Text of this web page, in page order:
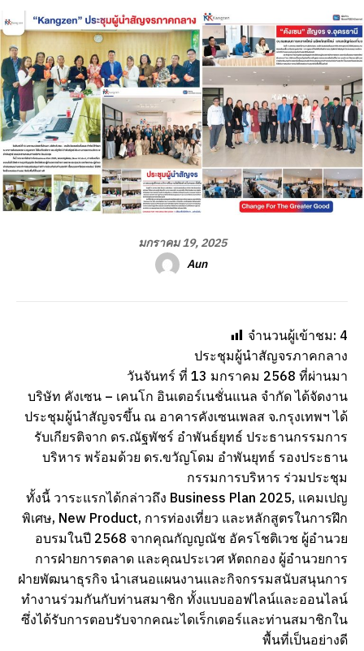
มกราคม 19, 2025
Aun
จำนวนผู้เข้าชม: 4
ประชุมผู้นำสัญจรภาคกลาง
วันจันทร์ ที่ 13 มกราคม 2568 ที่ผ่านมา
บริษัท คังเซน – เคนโก อินเตอร์เนชั่นแนล จำกัด ได้จัดงาน
ประชุมผู้นำสัญจรขึ้น ณ อาคารคังเซนเพลส จ.กรุงเทพฯ ได้
รับเกียรติจาก ดร.ณัฐพัชร์ อำพันธ์ยุทธ์ ประธานกรรมการ
บริหาร พร้อมด้วย ดร.ขวัญโดม อำพันยุทธ์ รองประธาน
กรรมการบริหาร ร่วมประชุม
ทั้งนี้ วาระแรกได้กล่าวถึง Business Plan 2025, แคมเปญ
พิเศษ, New Product, การท่องเที่ยว และหลักสูตรในการฝึก
อบรมในปี 2568 จากคุณกัญญณัช อัครโชติเวช ผู้อำนวย
การฝ่ายการตลาด และคุณประเวศ หัตถกอง ผู้อำนวยการ
ฝ่ายพัฒนาธุรกิจ นำเสนอแผนงานและกิจกรรมสนับสนุนการ
ทำงานร่วมกันกับท่านสมาชิก ทั้งแบบออฟไลน์และออนไลน์
ซึ่งได้รับการตอบรับจากคณะไดเร็กเตอร์และท่านสมาชิกใน
พื้นที่เป็นอย่างดี